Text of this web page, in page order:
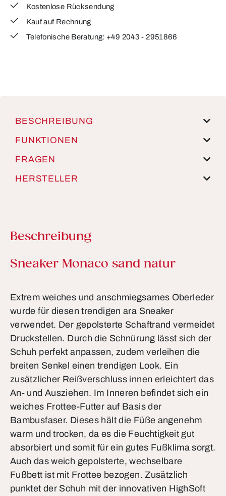
Kostenlose Rücksendung
Kauf auf Rechnung
Telefonische Beratung: +49 2043 - 2951866
BESCHREIBUNG
FUNKTIONEN
FRAGEN
HERSTELLER
Beschreibung
Produktinformationen
Sneaker Monaco sand natur
Extrem weiches und anschmiegsames Oberleder
wurde für diesen trendigen ara Sneaker
verwendet. Der gepolsterte Schaftrand vermeidet
Druckstellen. Durch die Schnürung lässt sich der
Schuh perfekt anpassen, zudem verleihen die
breiten Senkel einen trendigen Look. Ein
zusätzlicher Reißverschluss innen erleichtert das
An- und Ausziehen. Im Inneren befindet sich ein
weiches Frottee-Futter auf Basis der
Bambusfaser. Dieses hält die Füße angenehm
warm und trocken, da es die Feuchtigkeit gut
absorbiert und somit für ein gutes Fußklima sorgt.
Auch das weich gepolsterte, wechselbare
Fußbett ist mit Frottee bezogen. Zusätzlich
punktet der Schuh mit der innovativen HighSoft